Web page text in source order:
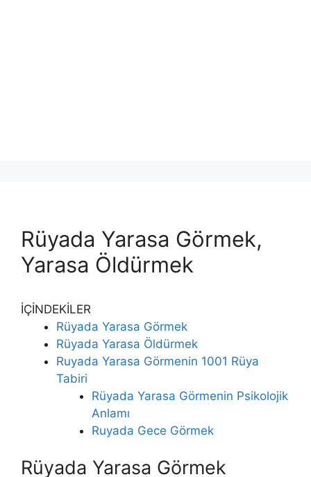
Rüyada Yarasa Görmek,
Yarasa Öldürmek
İÇİNDEKİLER
Rüyada Yarasa Görmek
Rüyada Yarasa Öldürmek
Ruyada Yarasa Görmenin 1001 Rüya
Tabiri
Rüyada Yarasa Görmenin Psikolojik
Anlamı
Ruyada Gece Görmek
Rüyada Yarasa Görmek